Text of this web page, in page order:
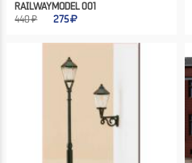
RAILWAYMODEL 001
440 ₽
275